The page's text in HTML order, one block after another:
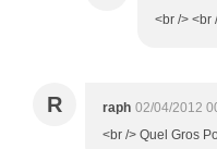
<br /> <br
R raph 02/04/2012
<br /> Quel Gros